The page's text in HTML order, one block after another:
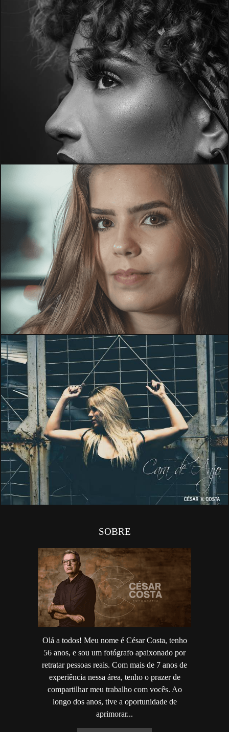
SOBRE
Olá a todos! Meu nome é César Costa, tenho
56 anos, e sou um fotógrafo apaixonado por
retratar pessoas reais. Com mais de 7 anos de
experiência nessa área, tenho o prazer de
compartilhar meu trabalho com vocês. Ao
longo dos anos, tive a oportunidade de
aprimorar...